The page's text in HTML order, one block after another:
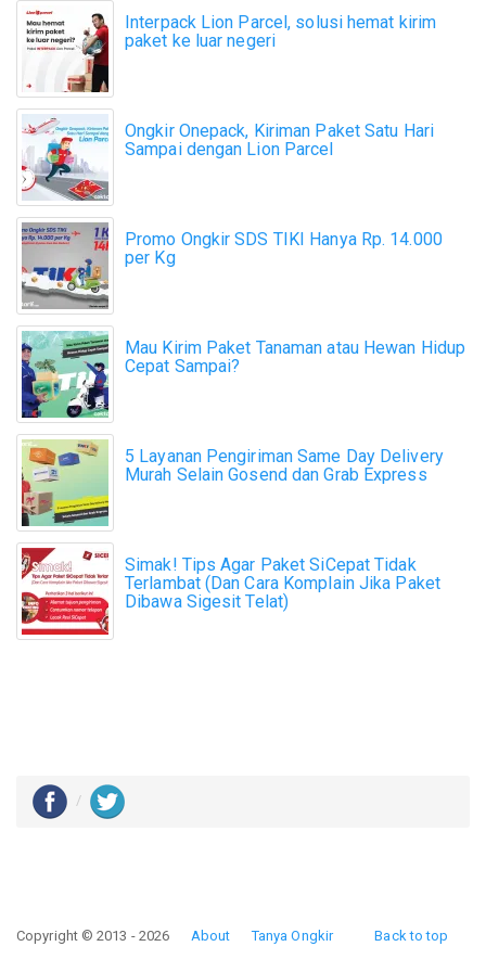
Interpack Lion Parcel, solusi hemat kirim
paket ke luar negeri
Ongkir Onepack, Kiriman Paket Satu Hari
Sampai dengan Lion Parcel
Promo Ongkir SDS TIKI Hanya Rp. 14.000
per Kg
Mau Kirim Paket Tanaman atau Hewan Hidup
Cepat Sampai?
5 Layanan Pengiriman Same Day Delivery
Murah Selain Gosend dan Grab Express
Simak! Tips Agar Paket SiCepat Tidak
Terlambat (Dan Cara Komplain Jika Paket
Dibawa Sigesit Telat)
Back to top
Copyright © 2013 - 2026 About Tanya Ongkir